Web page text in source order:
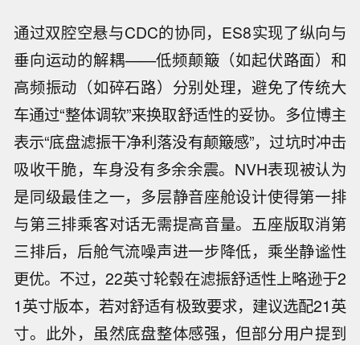
通过双腔空悬与CDC的协同，ES8实现了纵向与
垂向运动的解耦——低频颠簸（如起伏路面）和
高频振动（如碎石路）分别处理，避免了传统大
车通过“整体调软”来换取舒适性的妥协。多位博主
表示“底盘滤振干净利落没有颠簸感”，过坑时冲击
吸收干脆，车身没有多余余震。NVH表现被认为
是同级最佳之一，多层静音座舱设计使得第一排
与第三排乘客对话无需提高音量。五座版取消第
三排后，后舱气流噪声进一步降低，乘坐静谧性
更优。不过，22英寸轮毂在滤振舒适性上略逊于2
1英寸版本，若对舒适有极致要求，建议选配21英
寸。此外，虽然底盘整体感强，但部分用户提到